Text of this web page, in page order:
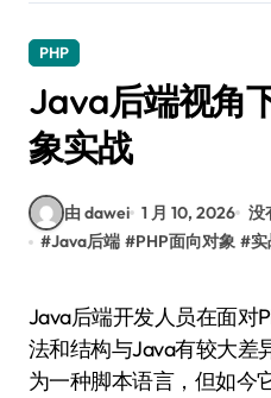
PHP
Java后端视角
象实战
由 dawei 1 月 10, 2026 没
#Java后端 #PHP面向对象 #
Java后端开发人员在面对PHP时，可能会觉得其语
法和结构与Java有较大差
为一种脚本语言，但如今